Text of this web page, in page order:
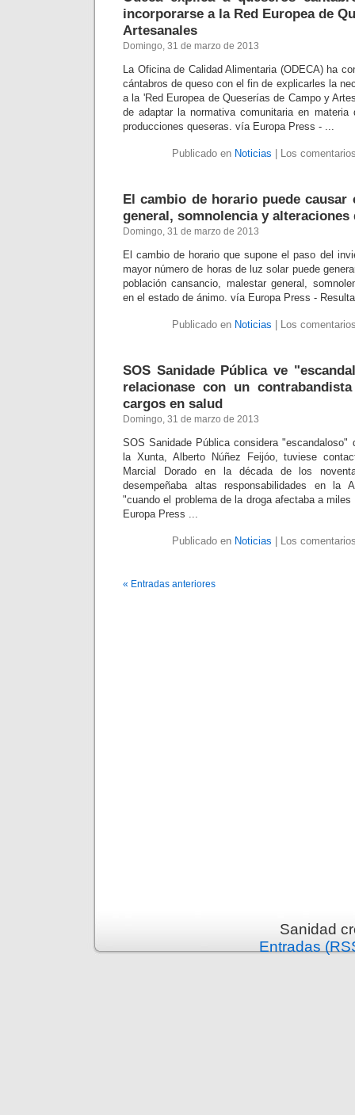
incorporarse a la Red Europea de
Artesanales
Domingo, 31 de marzo de 2013
La Oficina de Calidad Alimentaria (ODECA) ha
cántabros de queso con el fin de explicarles la
a la 'Red Europea de Queserías de Campo y
de adaptar la normativa comunitaria en materia
producciones queseras. vía Europa Press - ...
Publicado en Noticias Los
El cambio de horario puede causar
general, somnolencia y alteraciones
Domingo, 31 de marzo de 2013
El cambio de horario que supone el paso del
mayor número de horas de luz solar puede
población cansancio, malestar general,
en el estado de ánimo. vía Europa Press -
Publicado en Noticias Los
SOS Sanidade Pública ve
relacionase con un
cargos en salud
Domingo, 31 de marzo de 2013
SOS Sanidade Pública considera "escandaloso"
la Xunta, Alberto Núñez Feijóo, tuviese
Marcial Dorado en la década de los
desempeñaba altas responsabilidades en la
"cuando el problema de la droga afectaba a
Europa Press ...
Publicado en Noticias Los
« Entradas anteriores
Sanidad
Entradas